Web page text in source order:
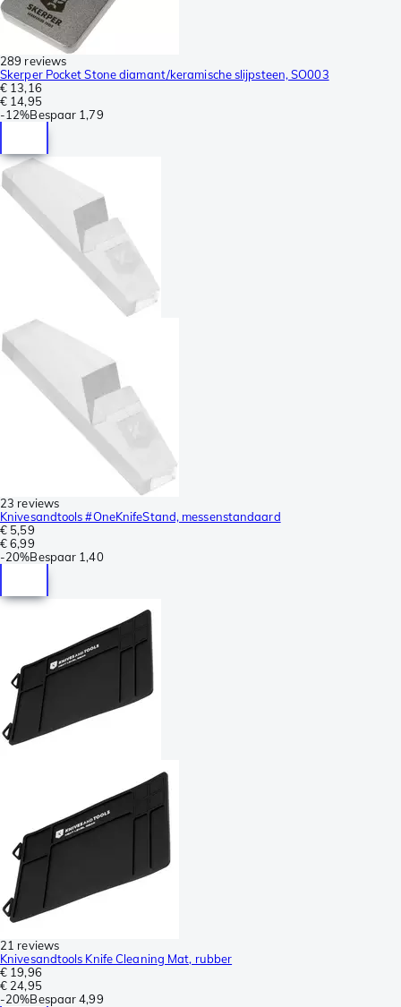
289 reviews
Skerper Pocket Stone diamant/keramische slijpsteen, SO003
€ 13,16
€ 14,95
-12%Bespaar 1,79
23 reviews
Knivesandtools #OneKnifeStand, messenstandaard
€ 5,59
€ 6,99
-20%Bespaar 1,40
21 reviews
Knivesandtools Knife Cleaning Mat, rubber
€ 19,96
€ 24,95
-20%Bespaar 4,99